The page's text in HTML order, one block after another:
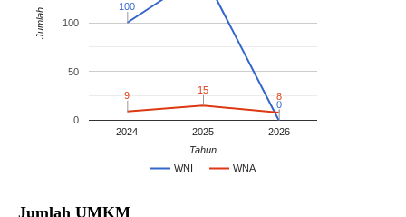
WNI WNA
2024 2025 2026
0
50
100
100
100
0
0
9
9
15
15
8
8
Tahun
Jumlah
Jumlah UMKM